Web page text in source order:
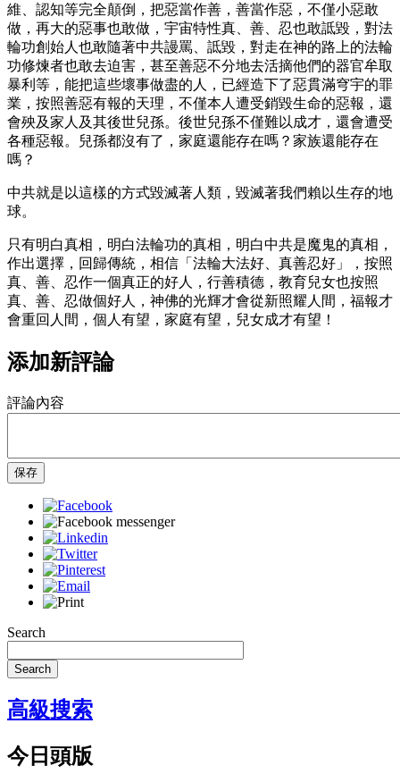
維、認知等完全顛倒，把惡當作善，善當作惡，不僅小惡敢
做，再大的惡事也敢做，宇宙特性真、善、忍也敢詆毀，對法
輪功創始人也敢隨著中共謾罵、詆毀，對走在神的路上的法輪
功修煉者也敢去迫害，甚至善惡不分地去活摘他們的器官牟取
暴利等，能把這些壞事做盡的人，已經造下了惡貫滿穹宇的罪
業，按照善惡有報的天理，不僅本人遭受銷毀生命的惡報，還
會殃及家人及其後世兒孫。後世兒孫不僅難以成才，還會遭受
各種惡報。兒孫都沒有了，家庭還能存在嗎？家族還能存在
嗎？
中共就是以這樣的方式毀滅著人類，毀滅著我們賴以生存的地
球。
只有明白真相，明白法輪功的真相，明白中共是魔鬼的真相，
作出選擇，回歸傳統，相信「法輪大法好、真善忍好」，按照
真、善、忍作一個真正的好人，行善積德，教育兒女也按照
真、善、忍做個好人，神佛的光輝才會從新照耀人間，福報才
會重回人間，個人有望，家庭有望，兒女成才有望！
添加新評論
評論內容
保存
Search
Search
高級搜索
今日頭版